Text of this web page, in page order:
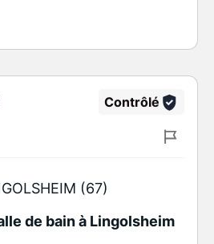
Contrôlé
(67)
de bain à Lingolsheim